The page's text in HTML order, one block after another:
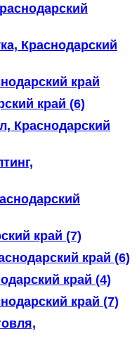
Краснодарский
край
край (6)
Краснодарский
край (7)
край (6)
край (4)
край (7)